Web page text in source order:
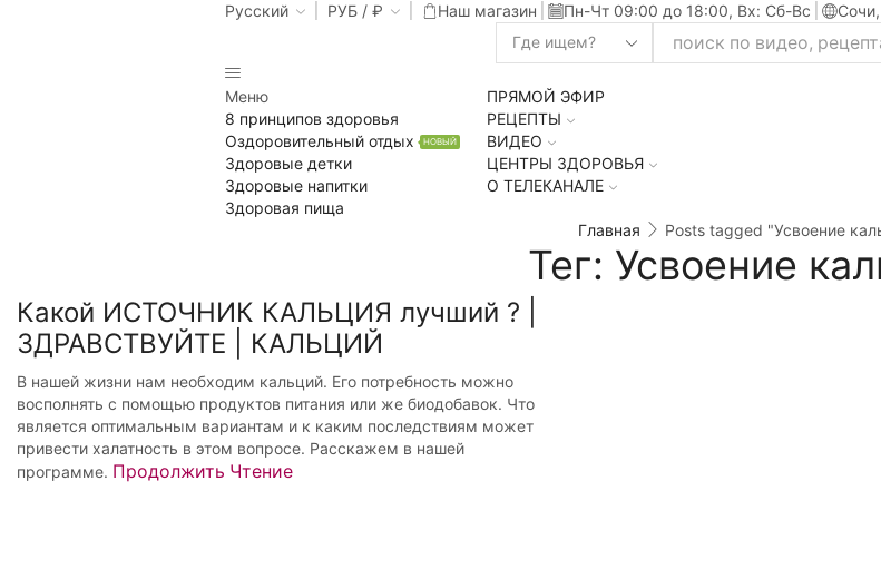
Русский РУБ / ₽ Наш магазин Пн-Чт 09:00 до 18:00, Вх: Сб-Вс
Search
Меню
8 принципов здоровья
Оздоровительный отдых
НОВЫЙ
Здоровые детки
Здоровые напитки
Здоровая пища
ПРЯМОЙ ЭФИР
РЕЦЕПТЫ
ВИДЕО
ЦЕНТРЫ ЗДОРОВЬЯ
О ТЕЛЕКАНАЛЕ
Главная Posts tagged "Усвоение
Тег: Усвоение
Какой ИСТОЧНИК КАЛЬЦИЯ лучший ? |
ЗДРАВСТВУЙТЕ | КАЛЬЦИЙ
В нашей жизни нам необходим кальций. Его потребность можно
восполнять с помощью продуктов питания или же биодобавок. Что
является оптимальным вариантам и к каким последствиям может
привести халатность в этом вопросе. Расскажем в нашей
программе. Продолжить Чтение